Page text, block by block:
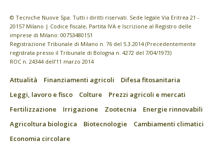
© Tecniche Nuove Spa. Tutti i diritti riservati. Sede legale Via Eritrea 21 -
20157 Milano | Codice fiscale, Partita IVA e Iscrizione al Registro delle
imprese di Milano: 00753480151
Registrazione Tribunale di Milano n. 76 del 5.3.2014 (Precedentemente
registrata presso il Tribunale di Bologna n. 4272 del 7/04/1973)
ROC n. 24344 dell’11 marzo 2014
Attualità Finanziamenti agricoli
Difesa fitosanitaria
Leggi, lavoro e fisco
Colture
Prezzi agricoli e mercati
Fertilizzazione
Irrigazione Zootecnia
Energie rinnovabili
Agricoltura biologica
Biotecnologie
Cambiamenti climatici
Economia circolare